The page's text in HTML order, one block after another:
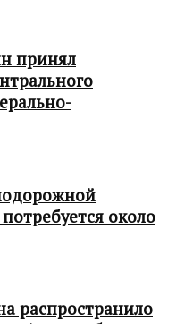
принял
около
распространило